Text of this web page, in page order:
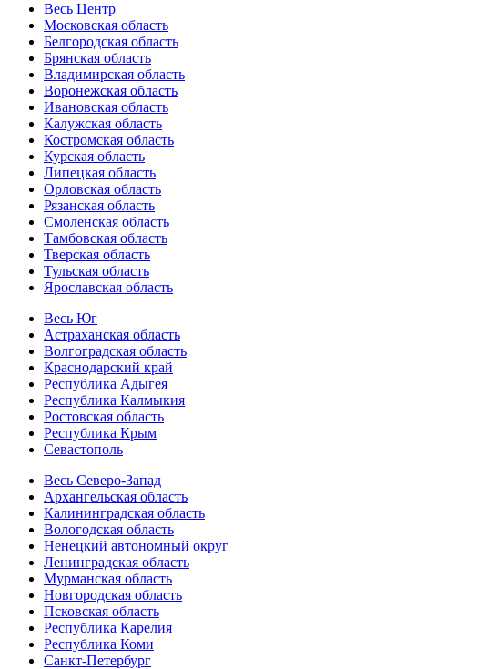
Весь Центр
Московская область
Белгородская область
Брянская область
Владимирская область
Воронежская область
Ивановская область
Калужская область
Костромская область
Курская область
Липецкая область
Орловская область
Рязанская область
Смоленская область
Тамбовская область
Тверская область
Тульская область
Ярославская область
Весь Юг
Астраханская область
Волгоградская область
Краснодарский край
Республика Адыгея
Республика Калмыкия
Ростовская область
Республика Крым
Севастополь
Весь Северо-Запад
Архангельская область
Калининградская область
Вологодская область
Ненецкий автономный округ
Ленинградская область
Мурманская область
Новгородская область
Псковская область
Республика Карелия
Республика Коми
Санкт-Петербург